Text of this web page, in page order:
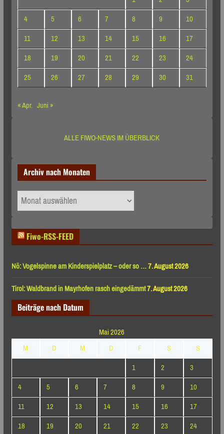
4
5 6 7 8 9
10
11
12 13 14 15 16
17
18
19 20 21 22 23
24
25
26 27 28 29 30
31
« Apr. Juni »
ALLE FIWO-NEWS IM ÜBERBLICK
Archiv nach Monaten
Archiv
nach
Fiwo-RSS-FEED
Nö: Vogelspinne am Kinderspielplatz – oder so …7. August 2026
Tirol: Waldbrand in Mayrhofen rasch eingedämmt7. August 2026
Beiträge nach Datum
Mai 2026
M
D M D F S
S
1
2
3
4
5 6 7 8 9
10
11
12 13 14 15 16
17
18
19 20 21 22 23 24